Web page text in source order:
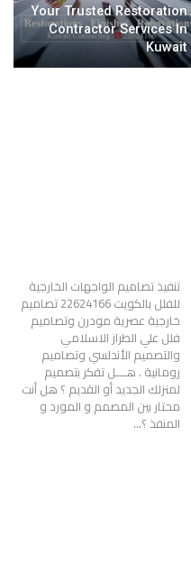
Your Trusted Restoration
Contractor Services In
Kuwait
تنفيذ تصاميم الواجهات الخارجية
للفلل بالكويت 22624166 تصاميم
خارجية عصرية مودرن وتصاميم
فلل علي الطراز الاسلامي
والتصميم الأندلسي وتصاميم
رومانية . هــــل تفكر بتصميم
لمنزلك الجديد أو القديم ؟ هل أنت
محتار بين المصمم و المورد و
المنفذ ؟…